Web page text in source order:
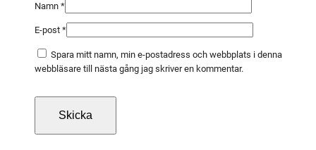
Namn *
E-post *
Spara mitt namn, min e-postadress och webbplats i denna
webbläsare till nästa gång jag skriver en kommentar.